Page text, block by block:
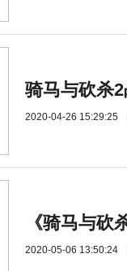
骑马与砍杀
2020-04-26 15:29:25
《骑马与砍
2020-05-06 13:50:24